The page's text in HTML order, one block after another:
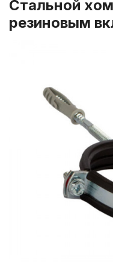
Стальной
резиновым